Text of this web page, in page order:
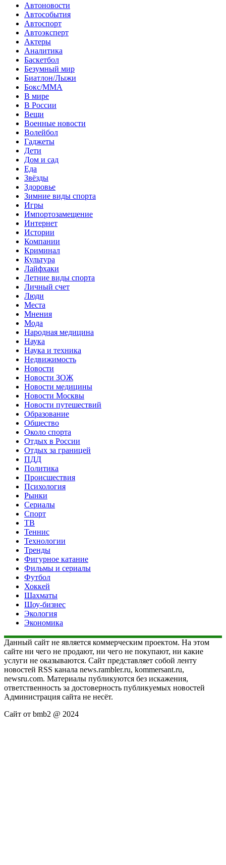
Автоновости
Автособытия
Автоспорт
Автоэксперт
Актеры
Аналитика
Баскетбол
Безумный мир
Биатлон/Лыжи
Бокс/MMA
В мире
В России
Вещи
Военные новости
Волейбол
Гаджеты
Дети
Дом и сад
Еда
Звёзды
Здоровье
Зимние виды спорта
Игры
Импортозамещение
Интернет
Истории
Компании
Криминал
Культура
Лайфхаки
Летние виды спорта
Личный счет
Люди
Места
Мнения
Мода
Народная медицина
Наука
Наука и техника
Недвижимость
Новости
Новости ЗОЖ
Новости медицины
Новости Москвы
Новости путешествий
Образование
Общество
Около спорта
Отдых в России
Отдых за границей
ПДД
Политика
Происшествия
Психология
Рынки
Сериалы
Спорт
ТВ
Теннис
Технологии
Тренды
Фигурное катание
Фильмы и сериалы
Футбол
Хоккей
Шахматы
Шоу-бизнес
Экология
Экономика
Данный сайт не является коммерческим проектом. На этом
сайте ни чего не продают, ни чего не покупают, ни какие
услуги не оказываются. Сайт представляет собой ленту
новостей RSS канала news.rambler.ru, kommersant.ru,
newsru.com. Материалы публикуются без искажения,
ответственность за достоверность публикуемых новостей
Администрация сайта не несёт.
Сайт от bmb2 @ 2024